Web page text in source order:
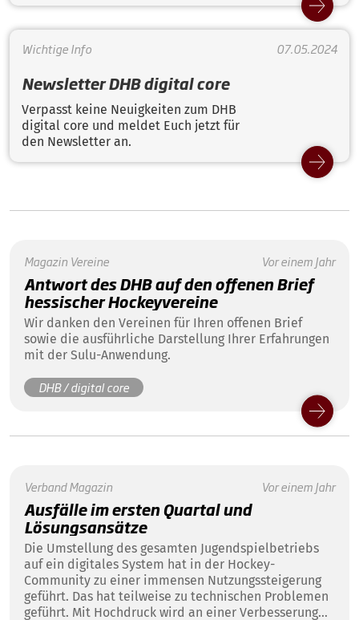
Magazin Vereine Vor einem Jahr
Antwort des DHB auf den offenen Brief
hessischer Hockeyvereine
Wir danken den Vereinen für Ihren offenen Brief
sowie die ausführliche Darstellung Ihrer Erfahrungen
mit der Sulu-Anwendung.
DHB / digital core
VerbandMagazin Vor einem Jahr
Ausfälle im ersten Quartal und
Lösungsansätze
Die Umstellung des gesamten Jugendspielbetriebs
auf ein digitales System hat in der Hockey-
Community zu einer immensen Nutzungssteigerung
geführt. Das hat teilweise zu technischen Problemen
geführt. Mit Hochdruck wird an einer Verbesserung
Wichtige Info 07.05.2024
Newsletter DHB digital core
Verpasst keine Neuigkeiten zum DHB
digital core und meldet Euch jetzt für
den Newsletter an.